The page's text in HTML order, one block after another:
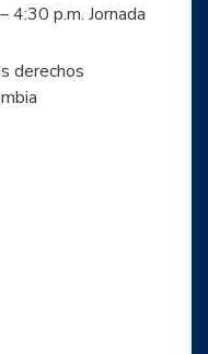
4:30 p.m. Jornada
derechos